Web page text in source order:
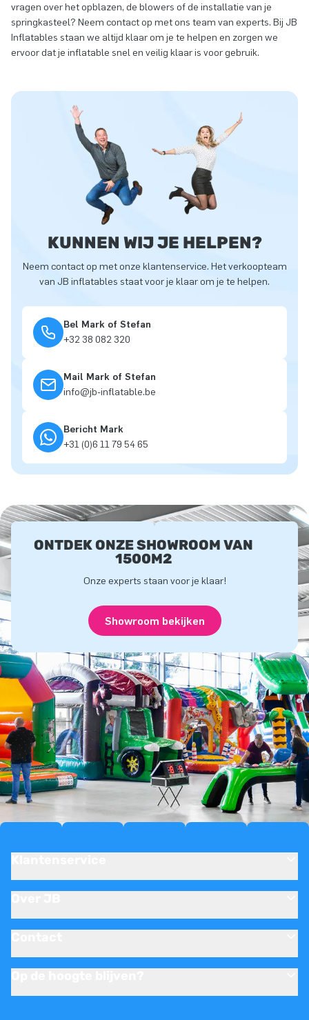
vragen over het opblazen, de blowers of de installatie van je
springkasteel? Neem contact op met ons team van experts. Bij JB
Inflatables staan we altijd klaar om je te helpen en zorgen we
ervoor dat je inflatable snel en veilig klaar is voor gebruik.
KUNNEN WIJ JE HELPEN?
Neem contact op met onze klantenservice. Het verkoopteam
van JB inflatables staat voor je klaar om je te helpen.
Bel Mark of Stefan
+32 38 082 320
Mail Mark of Stefan
info@jb-inflatable.be
Bericht Mark
+31 (0)6 11 79 54 65
ONTDEK ONZE SHOWROOM VAN
1500M2
Onze experts staan voor je klaar!
Showroom bekijken